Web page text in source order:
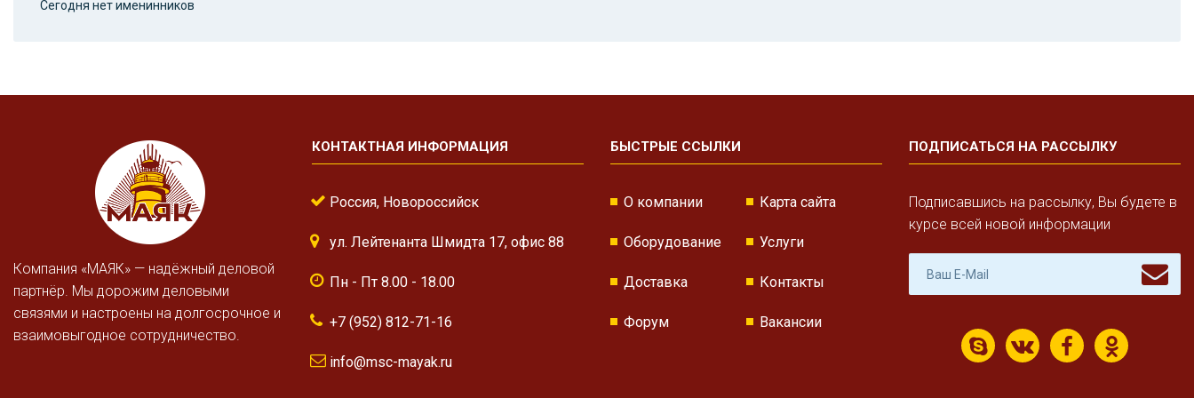
Сегодня нет именинников
Компания «МАЯК» — надёжный деловой
партнёр. Мы дорожим деловыми
связями и настроены на долгосрочное и
взаимовыгодное сотрудничество.
КОНТАКТНАЯ ИНФОРМАЦИЯ
Россия, Новороссийск
ул. Лейтенанта Шмидта 17, офис 88
Пн - Пт 8.00 - 18.00
+7 (952) 812-71-16
info@msc-mayak.ru
БЫСТРЫЕ ССЫЛКИ
О компании Карта сайта
Оборудование Услуги
Доставка Контакты
Форум Вакансии
ПОДПИСАТЬСЯ НА РАССЫЛКУ
Подписавшись на рассылку, Вы будете в
курсе всей новой информации